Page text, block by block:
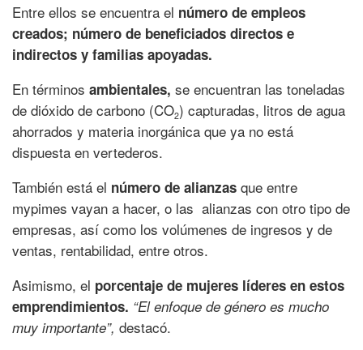
Entre ellos se encuentra el número de empleos
creados; número de beneficiados directos e
indirectos y familias apoyadas.
En términos ambientales, se encuentran las toneladas
de dióxido de carbono (CO2) capturadas, litros de agua
ahorrados y materia inorgánica que ya no está
dispuesta en vertederos.
También está el número de alianzas que entre
mypimes vayan a hacer, o las alianzas con otro tipo de
empresas, así como los volúmenes de ingresos y de
ventas, rentabilidad, entre otros.
Asimismo, el porcentaje de mujeres líderes en estos
emprendimientos. “El enfoque de género es mucho
muy importante”, destacó.